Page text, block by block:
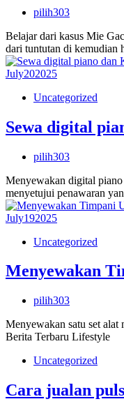
pilih303
Belajar dari kasus Mie
dari tuntutan di kemudian
July202025
Uncategorized
Sewa digital
pilih303
Menyewakan digital
menyetujui penawaran
July192025
Uncategorized
Menyewakan
pilih303
Menyewakan satu set
Berita Terbaru Lifestyle
Uncategorized
Cara jualan